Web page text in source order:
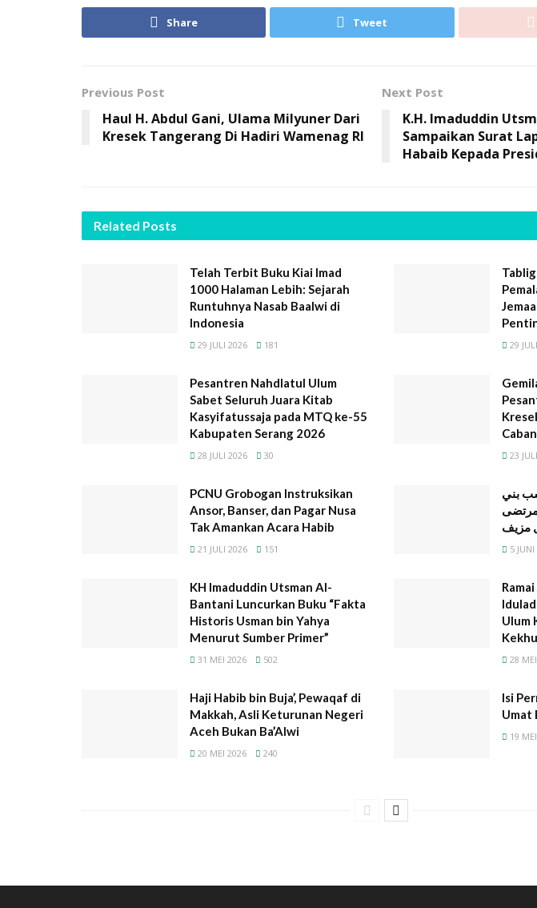
Share Tweet
Previous Post
Haul H. Abdul Gani, Ulama Milyuner Dari
Kresek Tangerang Di Hadiri Wamenag RI
Next Post
K.H. Imaduddin
Sampaikan Surat
Habaib Kepada
Related Posts
Telah Terbit Buku Kiai Imad
1000 Halaman Lebih: Sejarah
Runtuhnya Nasab Baalwi di
Indonesia
29 JULI 2026 181 29
Pesantren Nahdlatul Ulum
Sabet Seluruh Juara Kitab
Kasyifatussaja pada MTQ ke-55
Kabupaten Serang 2026
28 JULI 2026 30 23
PCNU Grobogan Instruksikan
Ansor, Banser, dan Pagar Nusa
Tak Amankan Acara Habib
21 JULI 2026 151
بني
مرتضى
مزيف
5
KH Imaduddin Utsman Al-
Bantani Luncurkan Buku “Fakta
Historis Usman bin Yahya
Menurut Sumber Primer”
31 MEI 2026 502
Ulum
28
Haji Habib bin Buja’, Pewaqaf di
Makkah, Asli Keturunan Negeri
Aceh Bukan Ba’Alwi
20 MEI 2026 240
Isi
Umat
19